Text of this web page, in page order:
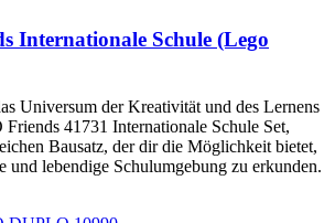
Internationale Schule (Lego
Universum der Kreativität und des Lernens
41731 Internationale Schule Set,
Bausatz, der dir die Möglichkeit bietet,
und lebendige Schulumgebung zu erkunden.